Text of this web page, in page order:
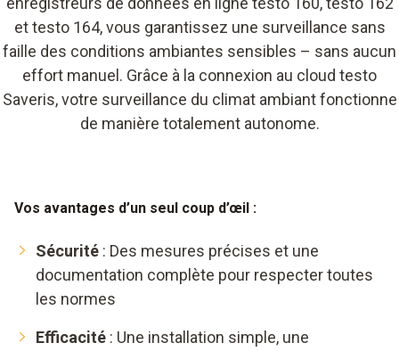
et testo 164, vous garantissez une surveillance sans
faille des conditions ambiantes sensibles – sans aucun
effort manuel. Grâce à la connexion au cloud testo
Saveris, votre surveillance du climat ambiant fonctionne
de manière totalement autonome.
Vos avantages d’un seul coup d’œil :
Sécurité : Des mesures précises et une
documentation complète pour respecter toutes
les normes
Efficacité : Une installation simple, une